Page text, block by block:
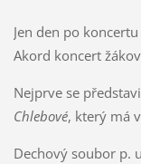
Jen den po
Akord koncert
Nejprve se
Chlebové, který má
Dechový soubor p.